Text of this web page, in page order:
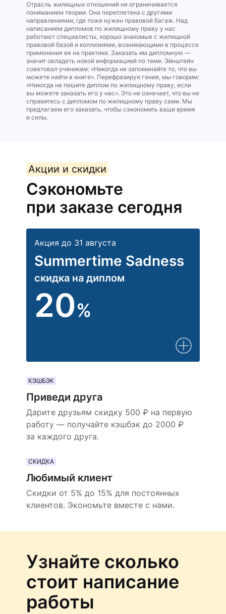
Отрасль жилищных отношений не ограничивается
пониманием теории. Она переплетена с другими
направлениями, где тоже нужен правовой багаж. Над
написанием дипломов по жилищному праву у нас
работают специалисты, хорошо знакомые с жилищной
правовой базой и коллизиями, возникающими в процессе
применения ее на практике. Заказать им дипломную —
значит овладеть новой информацией по теме. Эйнштейн
советовал ученикам: «Никогда не запоминайте то, что вы
можете найти в книге». Перефразируя гения, мы говорим:
«Никогда не пишите диплом по жилищному праву, если
вы можете заказать его у нас». Это не означает, что вы не
справитесь с дипломом по жилищному праву сами. Мы
предлагаем его заказать, чтобы сэкономить ваши время
и силы.
Акции и скидки
Сэкономьте
при заказе сегодня
Акция до 31 августа
Summertime Sadness
скидка на диплом
20%
КЭШБЭК
Приведи друга
Дарите друзьям скидку 500 ₽ на первую
работу — получайте кэшбэк до 2000 ₽
за каждого друга.
СКИДКА
Любимый клиент
Скидки от 5% до 15% для постоянных
клиентов. Экономьте вместе с нами.
Узнайте сколько
стоит написание
работы